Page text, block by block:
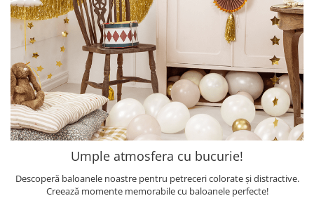
Umple atmosfera cu bucurie!
Descoperă baloanele noastre pentru petreceri colorate și distractive.
Creează momente memorabile cu baloanele perfecte!